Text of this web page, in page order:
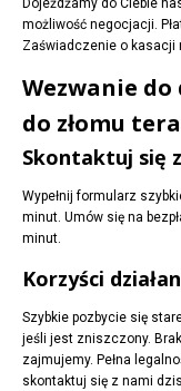
Dojeżdżamy do Ciebie
możliwość negocjacji.
Zaświadczenie o kasacji
Wezwanie do
do złomu
Skontaktuj się
Wypełnij formularz
minut. Umów się na
minut.
Korzyści
Szybkie pozbycie się
jeśli jest zniszczony.
zajmujemy. Pełna
skontaktuj się z nami